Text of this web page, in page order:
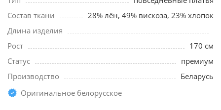
Состав ткани
28% лён, 49% вискоза, 23% хлопок
Длина изделия
Рост
170 см
Статус
премиум
Производство
Беларусь
Оригинальное белорусское